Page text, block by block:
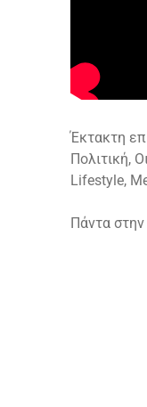
Έκτακτη
Πολιτική,
Lifestyle,
Πάντα